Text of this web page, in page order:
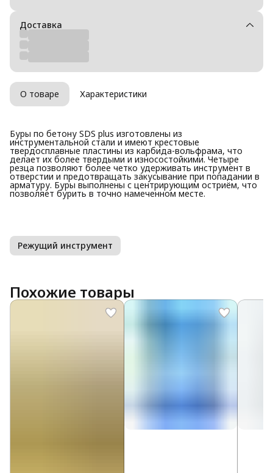
Доставка
О товаре Характеристики
Буры по бетону SDS plus изготовлены из
инструментальной стали и имеют крестовые
твердосплавные пластины из карбида-вольфрама, что
делает их более твердыми и износостойкими. Четыре
резца позволяют более четко удерживать инструмент в
отверстии и предотвращать закусывание при попадании в
арматуру. Буры выполнены с центрирующим остриём, что
позволяет бурить в точно намеченном месте.
Режущий инструмент
Похожие товары